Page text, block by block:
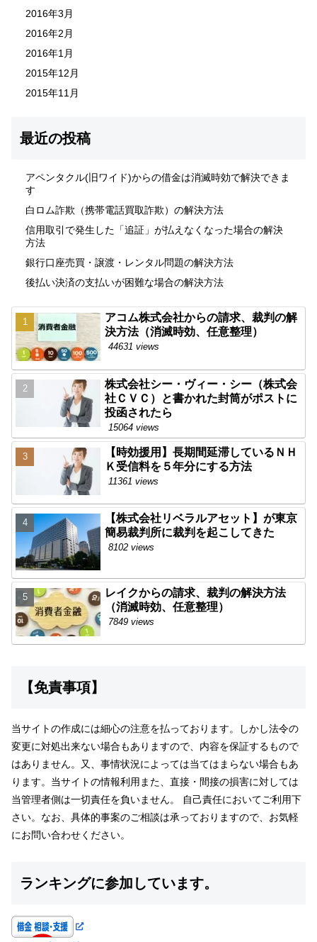
2016年3月
2016年2月
2016年1月
2015年12月
2015年11月
最近の投稿
アペンタクル(旧ワイド)からの借金は消滅時効で解決できま
す
白ロム詐欺（携帯電話買取詐欺）の解決方法
信用取引で発生した「追証」が払えなくなった場合の解決
方法
銀行口座売買・譲渡・レンタル問題の解決方法
後払い決済の支払いが困難な場合の解決方法
アコム株式会社からの請求、裁判の解
決方法（消滅時効、任意整理）
44631 views
株式会社シー・ヴィー・シー（株式会
社ＣＶＣ）と書かれた封筒がポストに
投函されたら
15064 views
【時効援用】長期間延滞しているＮＨ
Ｋ受信料を５年分にする方法
11361 views
【株式会社リベラルアセット】が東京
簡易裁判所に裁判を起こしてきた
8102 views
レイクからの請求、裁判の解決方法
（消滅時効、任意整理）
7849 views
【免責事項】
当サイトの作成には細心の注意を払っております。しかし法令の
変更に対処出来ない場合もありますので、内容を保証するもので
はありません。又、事情状況によっては当てはまらない場合もあ
ります。当サイトの情報利用また、直接・間接の損害に対しては
当管理者側は一切責任を負いません。 自己責任においてご利用下
さい。なお、具体的事案のご相談は承っておりますので、お気軽
にお問い合わせください。
ランキングに参加しています。